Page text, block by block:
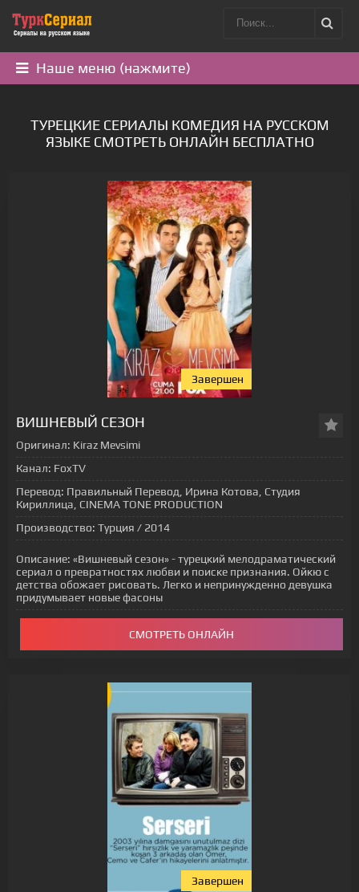
Наше меню (нажмите)
ТУРЕЦКИЕ СЕРИАЛЫ КОМЕДИЯ НА РУССКОМ
ЯЗЫКЕ СМОТРЕТЬ ОНЛАЙН БЕСПЛАТНО
Завершен
ВИШНЕВЫЙ СЕЗОН
Оригинал: Kiraz Mevsimi
Канал: FoxTV
Перевод: Правильный Перевод, Ирина Котова, Студия
Кириллица, CINEMA TONE PRODUCTION
Производство: Турция / 2014
Описание: «Вишневый сезон» - турецкий мелодраматический
сериал о превратностях любви и поиске признания. Ойкю с
детства обожает рисовать. Легко и непринужденно девушка
придумывает новые фасоны
СМОТРЕТЬ ОНЛАЙН
Завершен